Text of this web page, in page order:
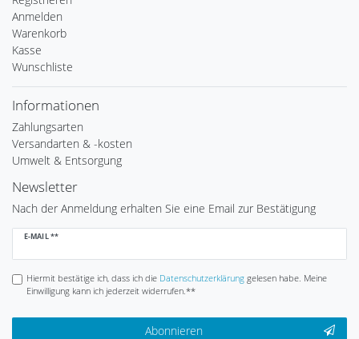
Anmelden
Warenkorb
Kasse
Wunschliste
Informationen
Zahlungsarten
Versandarten & -kosten
Umwelt & Entsorgung
Newsletter
Nach der Anmeldung erhalten Sie eine Email zur Bestätigung
E-MAIL **
Newsletter
Hiermit bestätige ich, dass ich die Daten­schutz­erklärunggelesen habe. Meine
Einwilligung kann ich jederzeit widerrufen.**
Abonnieren